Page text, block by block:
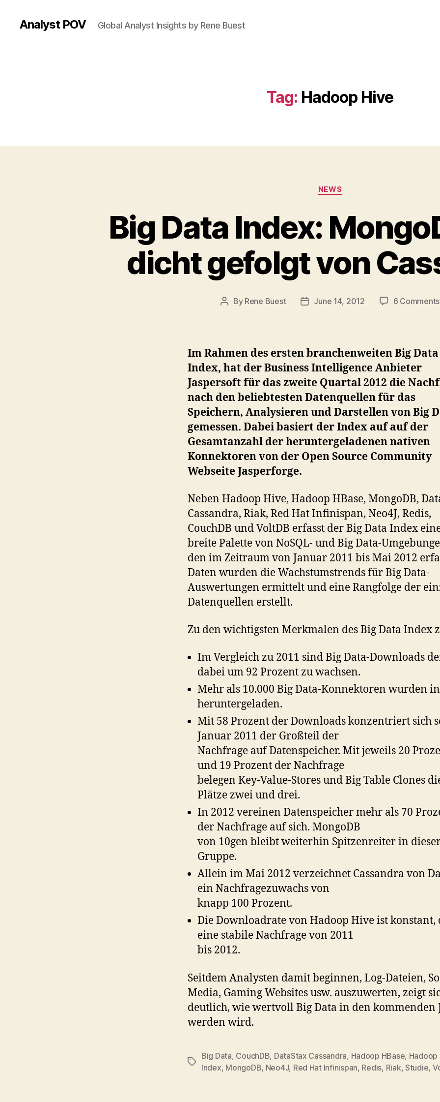
Analyst POV Global Analyst Insights by Rene Buest
Tag: Hadoop Hive
Categories
NEWS
Big Data Index:
dicht gefolgt von
Post
By Rene Buest
PostJune 14, 2012 6 Comments
Im Rahmen des ersten branchenweiten Big Data
Index, hat der Business Intelligence Anbieter
Jaspersoft für das zweite Quartal 2012 die
nach den beliebtesten Datenquellen für das
Speichern, Analysieren und Darstellen von Big
gemessen. Dabei basiert der Index auf auf der
Gesamtanzahl der heruntergeladenen nativen
Konnektoren von der Open Source Community
Webseite Jasperforge.
Neben Hadoop Hive, Hadoop HBase, MongoDB,
Cassandra, Riak, Red Hat Infinispan, Neo4J, Redis,
CouchDB und VoltDB erfasst der Big Data Index
breite Palette von NoSQL- und Big Data-
den im Zeitraum von Januar 2011 bis Mai 2012
Daten wurden die Wachstumstrends für Big Data-
Auswertungen ermittelt und eine Rangfolge der
Datenquellen erstellt.
Zu den wichtigsten Merkmalen des Big Data Index
Im Vergleich zu 2011 sind Big Data-Downloads
dabei um 92 Prozent zu wachsen.
Mehr als 10.000 Big Data-Konnektoren wurden
heruntergeladen.
Mit 58 Prozent der Downloads konzentriert sich
Januar 2011 der Großteil der
Nachfrage auf Datenspeicher. Mit jeweils 20
und 19 Prozent der Nachfrage
belegen Key-Value-Stores und Big Table Clones
Plätze zwei und drei.
In 2012 vereinen Datenspeicher mehr als 70
der Nachfrage auf sich. MongoDB
von 10gen bleibt weiterhin Spitzenreiter in
Gruppe.
Allein im Mai 2012 verzeichnet Cassandra von
ein Nachfragezuwachs von
knapp 100 Prozent.
Die Downloadrate von Hadoop Hive ist konstant,
eine stabile Nachfrage von 2011
bis 2012.
Seitdem Analysten damit beginnen, Log-Dateien,
Media, Gaming Websites usw. auszuwerten, zeigt
deutlich, wie wertvoll Big Data in den kommenden
werden wird.
Tags
Big Data, CouchDB, DataStax Cassandra, Hadoop HBase, Hadoop
Index, MongoDB, Neo4J, Red Hat Infinispan, Redis, Riak, Studie,